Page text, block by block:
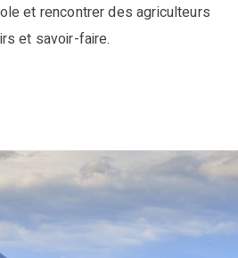
et rencontrer des agriculteurs
et savoir-faire.